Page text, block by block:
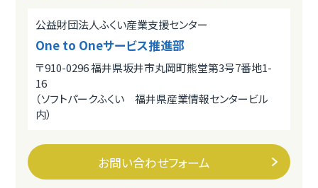
公益財団法人ふくい産業支援センター
One to Oneサービス推進部
〒910-0296 福井県坂井市丸岡町熊堂第3号7番地1-
16
（ソフトパークふくい 福井県産業情報センタービル
内）
お問い合わせフォーム